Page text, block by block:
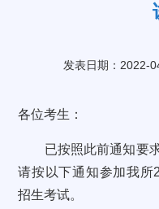
发表日期：2022-
各位考生：
已按照此前通知要求
请按以下通知参加我所
招生考试。